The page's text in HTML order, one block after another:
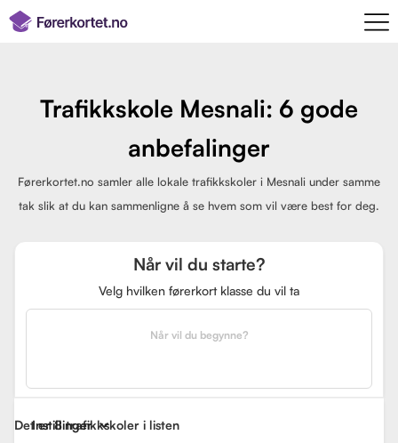
Trafikkskole Mesnali: 6 gode
anbefalinger
Førerkortet.no samler alle lokale trafikkskoler i Mesnali under samme
tak slik at du kan sammenligne å se hvem som vil være best for deg.
Når vil du starte?
Velg hvilken førerkort klasse du vil ta
Når vil du begynne?
Det er 8 trafikkskoler i listen
Instillinger